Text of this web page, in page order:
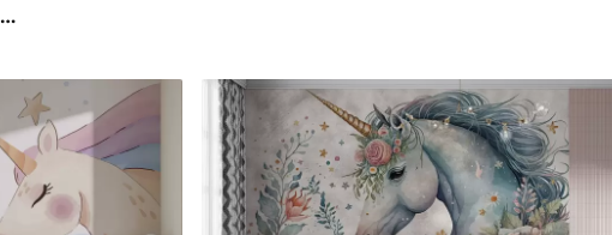
Unicornio pastel entre las nubes con arcoíris y rosas